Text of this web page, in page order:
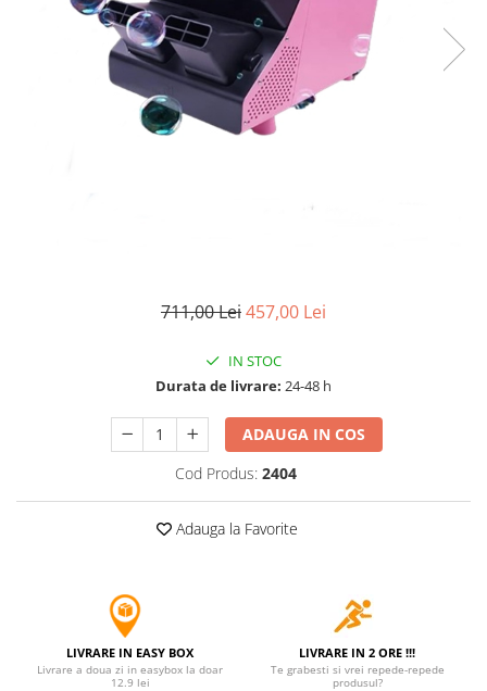
Topor camping
Seturi de cutite & accesorii
vanatoare si tactice
BINOCLURI & LUNETE
SPORTURI DE ECHIPA
Incubatoare oua
Mori cereale si furaje
711,00 Lei457,00 Lei
IN STOC
Durata de livrare: 24-48 h
ADAUGA IN COS
Cod Produs: 2404
Adauga la Favorite
LIVRARE IN EASY BOX
Livrare a doua zi in easybox la doar
12.9 lei
LIVRARE IN 2 ORE !!!
Te grabesti si vrei repede-repede
produsul?